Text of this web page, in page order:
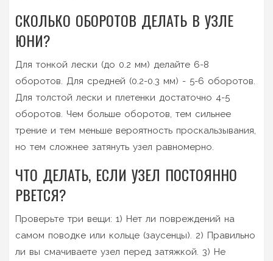
СКОЛЬКО ОБОРОТОВ ДЕЛАТЬ В УЗЛЕ
ЮНИ?
Для тонкой лески (до 0.2 мм) делайте 6-8
оборотов. Для средней (0.2-0.3 мм) - 5-6 оборотов.
Для толстой лески и плетенки достаточно 4-5
оборотов. Чем больше оборотов, тем сильнее
трение и тем меньше вероятность проскальзывания,
но тем сложнее затянуть узел равномерно.
ЧТО ДЕЛАТЬ, ЕСЛИ УЗЕЛ ПОСТОЯННО
РВЕТСЯ?
Проверьте три вещи: 1) Нет ли повреждений на
самом поводке или кольце (заусенцы). 2) Правильно
ли вы смачиваете узел перед затяжкой. 3) Не